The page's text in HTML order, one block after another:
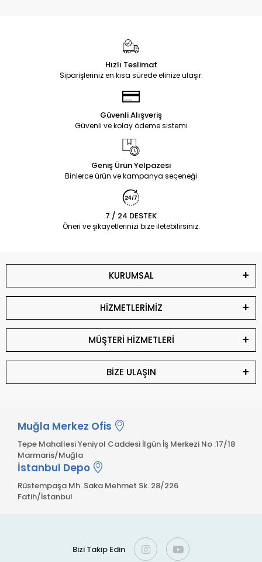
Hızlı Teslimat
Siparişleriniz en kısa sürede elinize ulaşır.
Güvenli Alışveriş
Güvenli ve kolay ödeme sistemi
Geniş Ürün Yelpazesi
Binlerce ürün ve kampanya seçeneği
7 / 24 DESTEK
Öneri ve şikayetlerinizi bize iletebilirsiniz.
KURUMSAL
HİZMETLERİMİZ
MÜŞTERİ HİZMETLERİ
BİZE ULAŞIN
Muğla Merkez Ofis
Tepe Mahallesi Yeniyol Caddesi İlgün İş Merkezi No :17/18
Marmaris/Muğla
İstanbul Depo
Rüstempaşa Mh. Saka Mehmet Sk. 28/226
Fatih/İstanbul
Bizi Takip Edin